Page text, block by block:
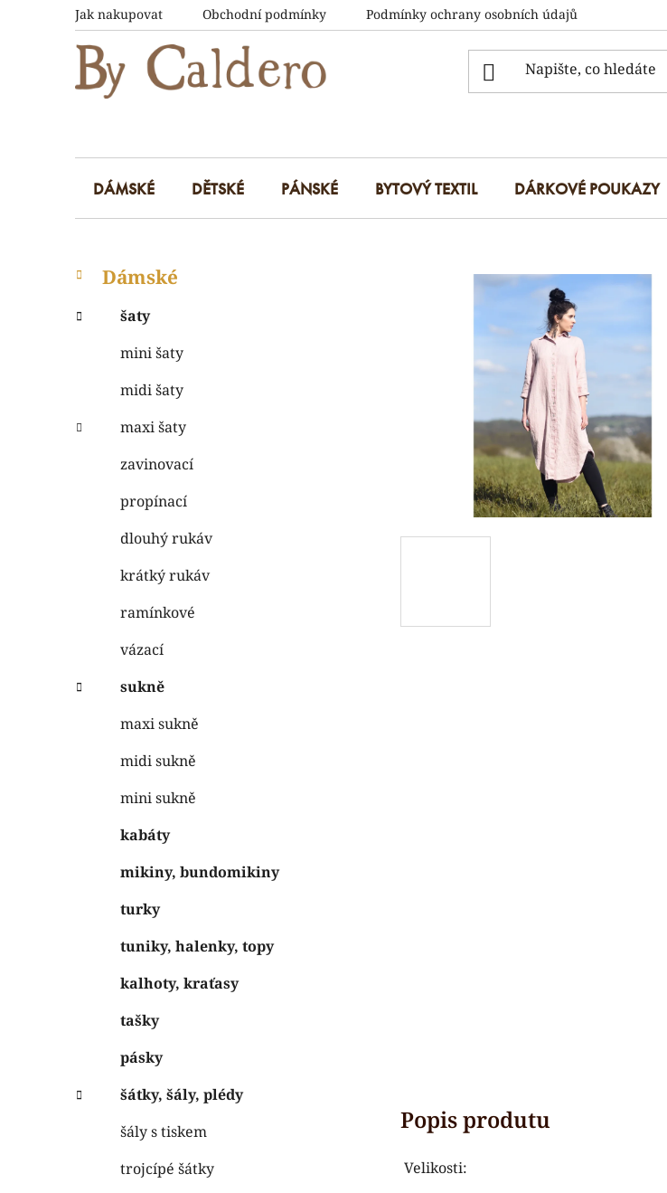
Jak nakupovat Obchodní podmínky Podmínky ochrany osobních údajů
DÁMSKÉ DĚTSKÉ PÁNSKÉ BYTOVÝ TEXTIL DÁRKOVÉ POUKAZY
P
s
n
Přeskočit
kategorie
K
a
e
e
Dámské
šaty
mini šaty
midi šaty
maxi šaty
zavinovací
propínací
dlouhý rukáv
krátký rukáv
ramínkové
vázací
sukně
maxi sukně
midi sukně
mini sukně
kabáty
mikiny, bundomikiny
turky
tuniky, halenky, topy
kalhoty, kraťasy
tašky
pásky
šátky, šály, plédy
šály s tiskem
trojcípé šátky
Velikosti: